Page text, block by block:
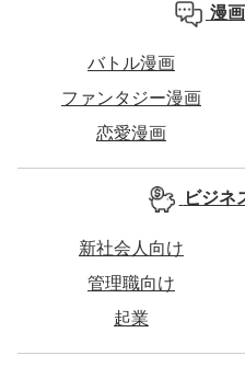
漫
バトル漫画
ファンタジー漫画
恋愛漫画
ビジネ
新社会人向け
管理職向け
起業